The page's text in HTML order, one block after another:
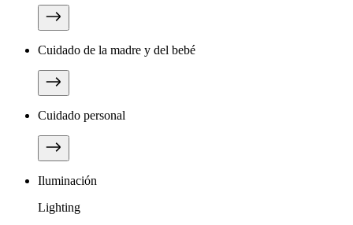
Cuidado de la madre y del bebé
Cuidado personal
Iluminación
Lighting